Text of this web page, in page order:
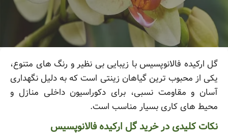
گل ارکیده فالانوپسیس با زیبایی بی نظیر و رنگ های متنوع،
یکی از محبوب ترین گیاهان زینتی است که به دلیل نگهداری
آسان و مقاومت نسبی، برای دکوراسیون داخلی منازل و
محیط های کاری بسیار مناسب است.
نکات کلیدی در خرید گل ارکیده فالانوپسیس